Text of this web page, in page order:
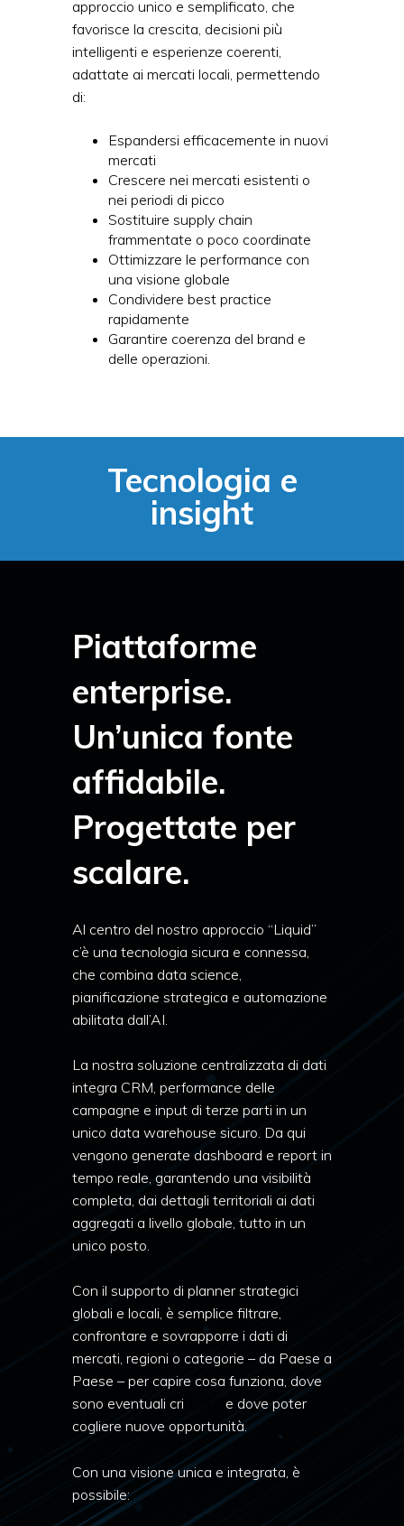
approccio unico e semplificato, che
favorisce la crescita, decisioni più
intelligenti e esperienze coerenti,
adattate ai mercati locali, permettendo
di:
Espandersi efficacemente in nuovi
mercati
Crescere nei mercati esistenti o
nei periodi di picco
Sostituire supply chain
frammentate o poco coordinate
Ottimizzare le performance con
una visione globale
Condividere best practice
rapidamente
Garantire coerenza del brand e
delle operazioni.
Tecnologia e
insight
Piattaforme
enterprise.
Un’unica fonte
affidabile.
Progettate per
scalare.
Al centro del nostro approccio “Liquid”
c’è una tecnologia sicura e connessa,
che combina data science,
pianificazione strategica e automazione
abilitata dall’AI.
La nostra soluzione centralizzata di dati
integra CRM, performance delle
campagne e input di terze parti in un
unico data warehouse sicuro. Da qui
vengono generate dashboard e report in
tempo reale, garantendo una visibilità
completa, dai dettagli territoriali ai dati
aggregati a livello globale, tutto in un
unico posto.
Con il supporto di planner strategici
globali e locali, è semplice filtrare,
confrontare e sovrapporre i dati di
mercati, regioni o categorie – da Paese a
Paese – per capire cosa funziona, dove
sono eventuali cri
e dove poter
cogliere nuove opportunità.
Con una visione unica e integrata, è
possibile: